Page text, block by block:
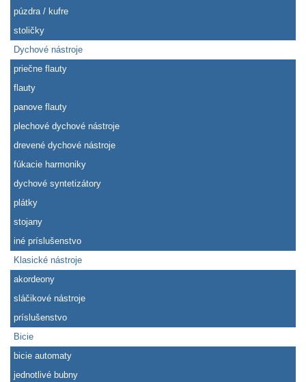
púzdra / kufre
stoličky
Dychové nástroje
priečne flauty
flauty
panove flauty
plechové dychové nástroje
drevené dychové nástroje
fúkacie harmoniky
dychové syntetizátory
plátky
stojany
iné príslušenstvo
Klasické nástroje
akordeony
sláčikové nástroje
príslušenstvo
Bicie
bicie automaty
jednotlivé bubny